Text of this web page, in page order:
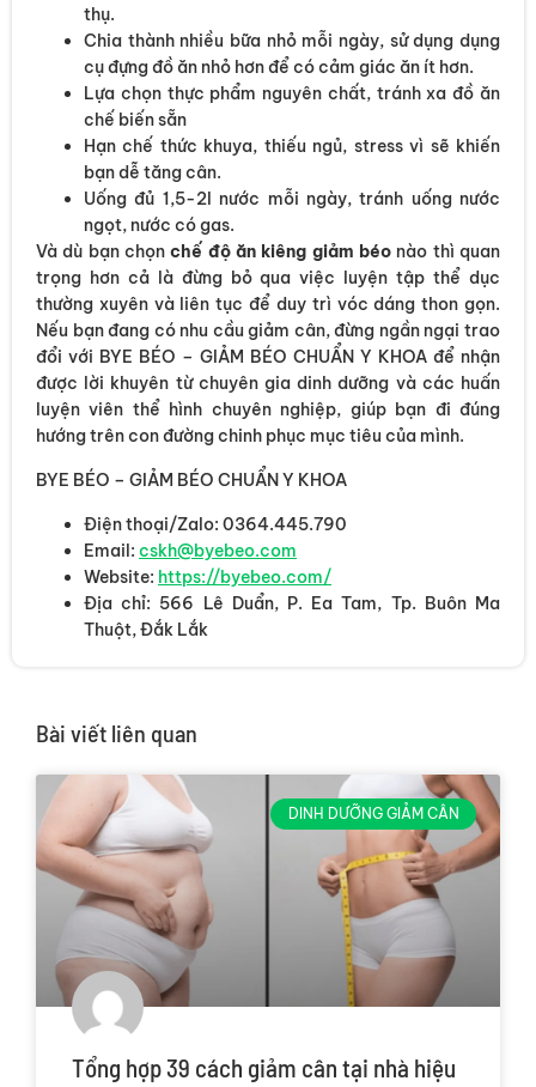
thụ.
Chia thành nhiều bữa nhỏ mỗi ngày, sử dụng dụng
cụ đựng đồ ăn nhỏ hơn để có cảm giác ăn ít hơn.
Lựa chọn thực phẩm nguyên chất, tránh xa đồ ăn
chế biến sẵn
Hạn chế thức khuya, thiếu ngủ, stress vì sẽ khiến
bạn dễ tăng cân.
Uống đủ 1,5-2l nước mỗi ngày, tránh uống nước
ngọt, nước có gas.
Và dù bạn chọnchế độ ăn kiêng giảm béo nào thì quan
trọng hơn cả là đừng bỏ qua việc luyện tập thể dục
thường xuyên và liên tục để duy trì vóc dáng thon gọn.
Nếu bạn đang có nhu cầu giảm cân, đừng ngần ngại trao
đổi với BYE BÉO – GIẢM BÉO CHUẨN Y KHOA để nhận
được lời khuyên từ chuyên gia dinh dưỡng và các huấn
luyện viên thể hình chuyên nghiệp, giúp bạn đi đúng
hướng trên con đường chinh phục mục tiêu của mình.
BYE BÉO – GIẢM BÉO CHUẨN Y KHOA
Điện thoại/Zalo: 0364.445.790
Email: cskh@byebeo.com
Website: https://byebeo.com/
Địa chỉ: 566 Lê Duẩn, P. Ea Tam, Tp. Buôn Ma
Thuột, Đắk Lắk
Bài viết liên quan
DINH DƯỠNG GIẢM CÂN
Tổng hợp 39 cách giảm cân tại nhà hiệu